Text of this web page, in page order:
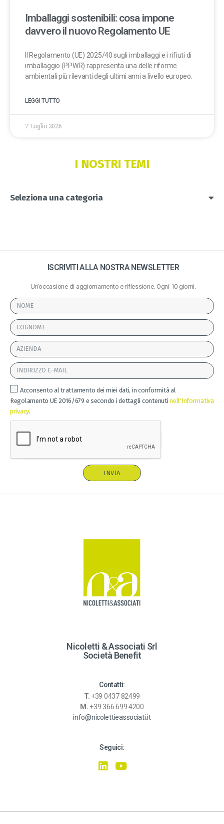
Imballaggi sostenibili: cosa impone
davvero il nuovo Regolamento UE
Il Regolamento (UE) 2025/40 sugli imballaggi e i rifiuti di
imballaggio (PPWR) rappresenta una delle riforme
ambientali più rilevanti degli ultimi anni a livello europeo.
LEGGI TUTTO
7 Luglio 2026
I NOSTRI TEMI
Seleziona una categoria
ISCRIVITI ALLA NOSTRA NEWSLETTER
Un’occasione di aggiornamento e riflessione. Ogni 10 giorni.
Acconsento al trattamento dei miei dati, in conformità al
Regolamento UE 2016/679 e secondo i dettagli contenutinell'Informativa
privacy.
INVIA
l
Nicoletti & Associati Srl
Società Benefit
Contatti:
T. +39 0437 82499
M. +39 366 699 4200
info@nicolettieassociati.it
Seguici: